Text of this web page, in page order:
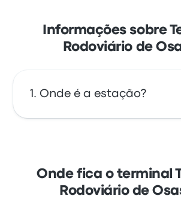
Informações sobre
Rodoviário de
Onde é a estação?
Presidente Altino Osasco - SP
Brazil. Veja a localização desta
autocarro em/no Osasco no
Onde fica o terminal
Rodoviário de